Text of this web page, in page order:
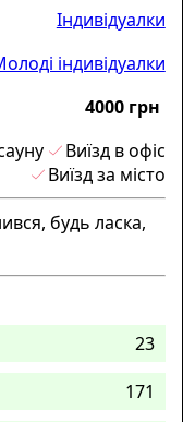
Індивідуалки
індивідуалки
4000 грн
Виїзд в офіс
Виїзд за місто
будь ласка,
23
171